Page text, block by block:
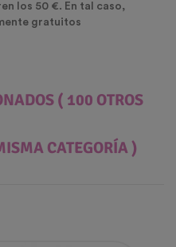
los 50 €. En tal caso,
gratuitos
( 100 OTROS
CATEGORÍA )